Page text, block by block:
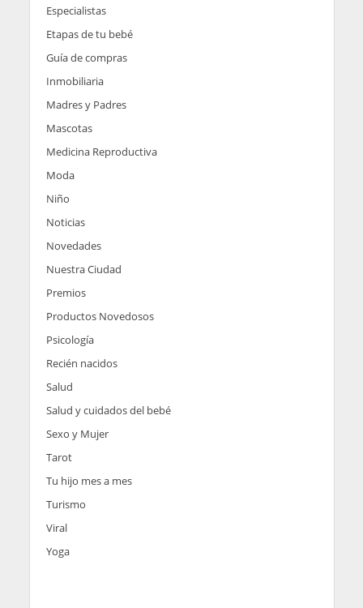
Especialistas
Etapas de tu bebé
Guía de compras
Inmobiliaria
Madres y Padres
Mascotas
Medicina Reproductiva
Moda
Niño
Noticias
Novedades
Nuestra Ciudad
Premios
Productos Novedosos
Psicología
Recién nacidos
Salud
Salud y cuidados del bebé
Sexo y Mujer
Tarot
Tu hijo mes a mes
Turismo
Viral
Yoga